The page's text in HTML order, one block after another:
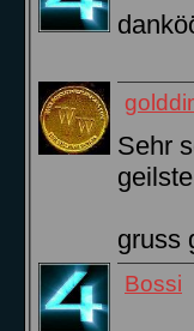
Sehr
gruss
Bossi